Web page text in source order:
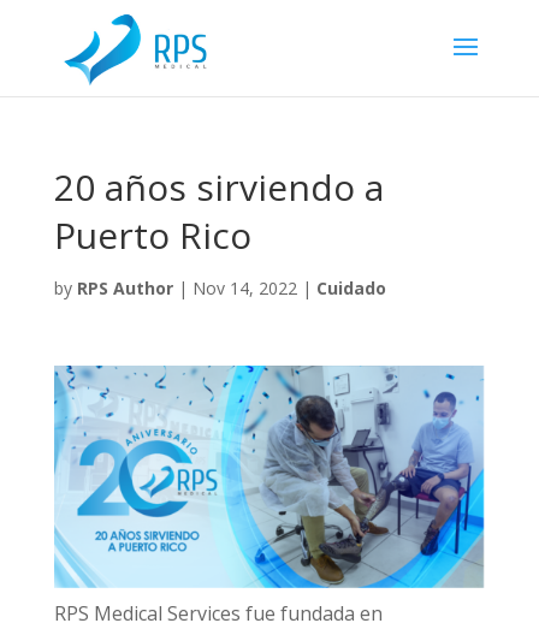
20 años sirviendo a
Puerto Rico
by RPS Author| Nov 14, 2022| Cuidado
RPS Medical Services fue fundada en